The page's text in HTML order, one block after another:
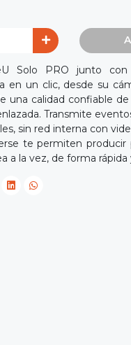
Solo PRO junto con
en un clic, desde su
una calidad confiable
Transmite
sin red interna con
te permiten
a la vez, de forma rápida